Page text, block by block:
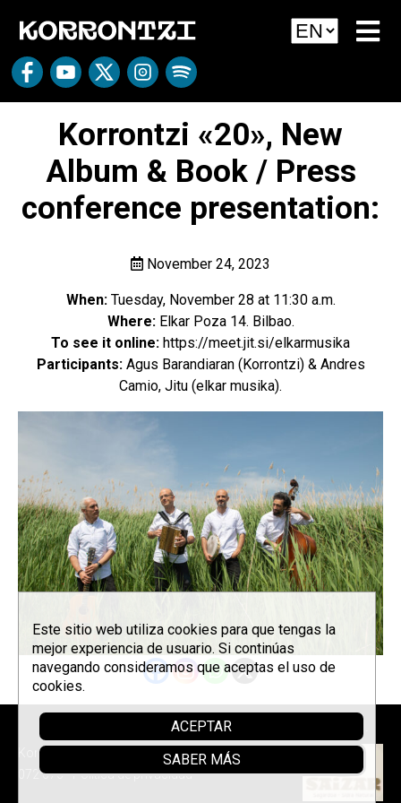
Korrontzi «20», New
Album & Book / Press
conference presentation:
November 24, 2023
When: Tuesday, November 28 at 11:30 a.m.
Where: Elkar Poza 14. Bilbao.
To see it online: https://meet.jit.si/elkarmusika
Participants: Agus Barandiaran (Korrontzi) & Andres
Camio, Jitu (elkar musika).
Korrontzi © 2026 - Tel. (+34) 618
072 076 -Política de privacidad
Sponsor
Este sitio web utiliza cookies para que tengas la
mejor experiencia de usuario. Si continúas
navegando consideramos que aceptas el uso de
cookies.
ACEPTAR
SABER MÁS